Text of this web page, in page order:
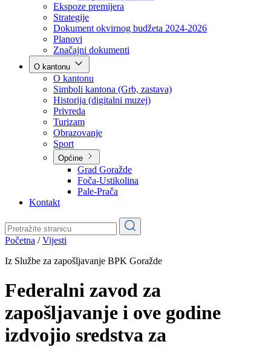
Vlada
Poslovnik
Program rada Vlade
Ekspoze premijera
Strategije
Dokument okvirnog budžeta 2024-2026
Planovi
Značajni dokumenti
O kantonu
O kantonu
Simboli kantona (Grb, zastava)
Historija (digitalni muzej)
Privreda
Turizam
Obrazovanje
Općine
Pale-Prača
Kontakt
Iz Službe za zapošljavanje BPK Goražde
Federalni zavod za
zapošljavanje i ove godine